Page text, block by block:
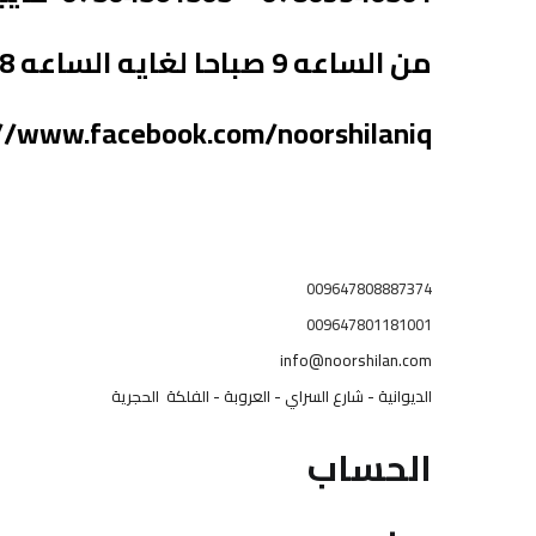
من الساعه 9 صباحا لغايه الساعه 8 مساء
noorshilaniq/
009647808887374
009647801181001
info@noorshilan.com
الديوانية - شارع السراي - العروبة - الفلكة الحجرية
الحساب